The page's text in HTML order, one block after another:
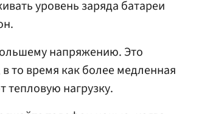
уровень заряда батареи
напряжению. Это
то время как более медленная
тепловую нагрузку.